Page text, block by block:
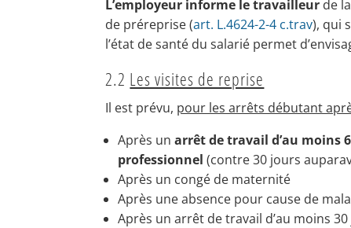
L’employeur informe le travailleur de
de préreprise (art. L.4624-2-4 c.trav), qui
l’état de santé du salarié permet
2.2 Les visites de reprise
Il est prévu, pour les arrêts débutant
Après unarrêt de travail d’au moins
professionnel (contre 30 jours
Après un congé de maternité
Après une absence pour cause de
Après un arrêt de travail d’au moins